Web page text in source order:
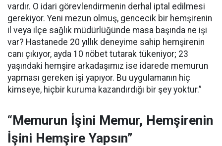
vardır. O idari görevlendirmenin derhal iptal edilmesi
gerekiyor. Yeni mezun olmuş, gencecik bir hemşirenin
il veya ilçe sağlık müdürlüğünde masa başında ne işi
var? Hastanede 20 yıllık deneyime sahip hemşirenin
canı çıkıyor, ayda 10 nöbet tutarak tükeniyor; 23
yaşındaki hemşire arkadaşımız ise idarede memurun
yapması gereken işi yapıyor. Bu uygulamanın hiç
kimseye, hiçbir kuruma kazandırdığı bir şey yoktur.”
“Memurun İşini Memur, Hemşirenin
İşini Hemşire Yapsın”